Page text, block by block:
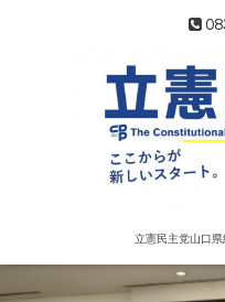
立憲民主党山口